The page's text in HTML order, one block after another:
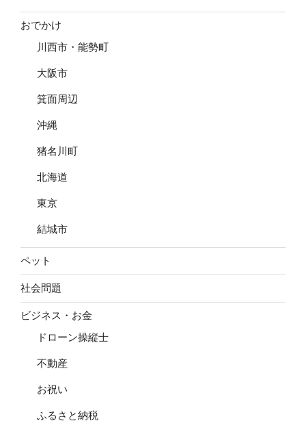
おでかけ
川西市・能勢町
大阪市
箕面周辺
沖縄
猪名川町
北海道
東京
結城市
ペット
社会問題
ビジネス・お金
ドローン操縦士
不動産
お祝い
ふるさと納税